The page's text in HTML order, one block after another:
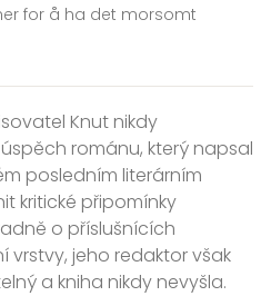
for å ha det morsomt
Knut nikdy
románu, který napsal
posledním literárním
kritické připomínky
o příslušnících
vrstvy, jeho redaktor však
a kniha nikdy nevyšla.